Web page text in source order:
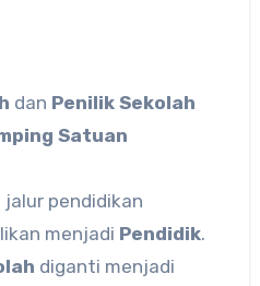
dan Penilik Sekolah
Satuan
jalur pendidikan
menjadi Pendidik.
diganti menjadi